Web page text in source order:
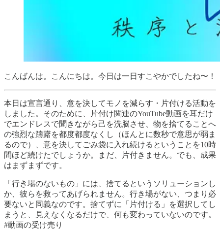
こんばんは。こんにちは。今日は一日すこやかでしたね〜！
本日は宣言通り、意を決してモノを減らす・片付ける活動を
しました。そのために、片付け関連のYouTube動画を耳だけ
でエンドレスで聞きながら己を洗脳させ、物を捨てることへ
の強烈な躊躇を都度都度なくし（ほんとに数秒で意思が弱ま
るので）、意を決してごみ袋に入れ続けるということを10時
間ほど続けたでしょうか。まだ、片付きません。でも、成果
はまずまずです。
「行き場のないもの」には、捨てるというソリューションし
か、彼らを救ってあげられません。行き場がない、つまり必
要ないと同義なのです。捨てずに「片付ける」を選択してし
まうと、見えなくなるだけで、何も変わっていないのです。
#動画の受け売り